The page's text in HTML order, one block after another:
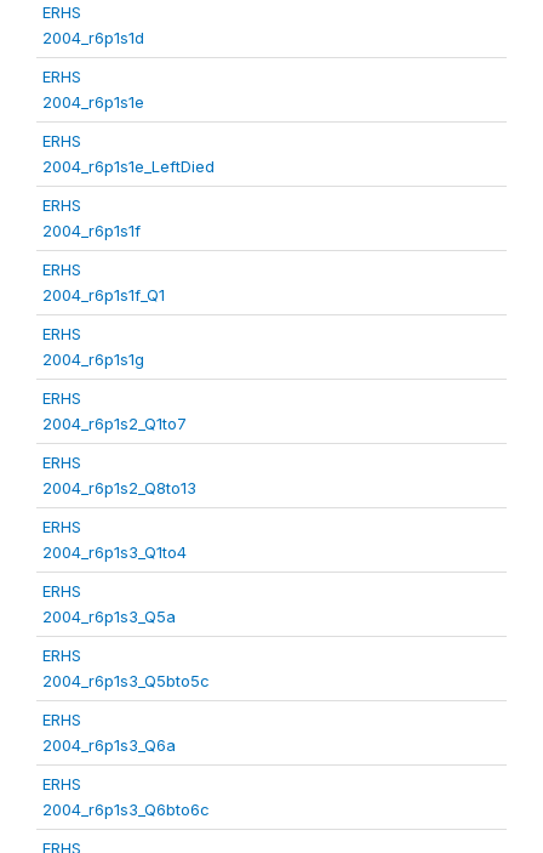
ERHS
2004_r6p1s1d
ERHS
2004_r6p1s1e
ERHS
2004_r6p1s1e_LeftDied
ERHS
2004_r6p1s1f
ERHS
2004_r6p1s1f_Q1
ERHS
2004_r6p1s1g
ERHS
2004_r6p1s2_Q1to7
ERHS
2004_r6p1s2_Q8to13
ERHS
2004_r6p1s3_Q1to4
ERHS
2004_r6p1s3_Q5a
ERHS
2004_r6p1s3_Q5bto5c
ERHS
2004_r6p1s3_Q6a
ERHS
2004_r6p1s3_Q6bto6c
ERHS